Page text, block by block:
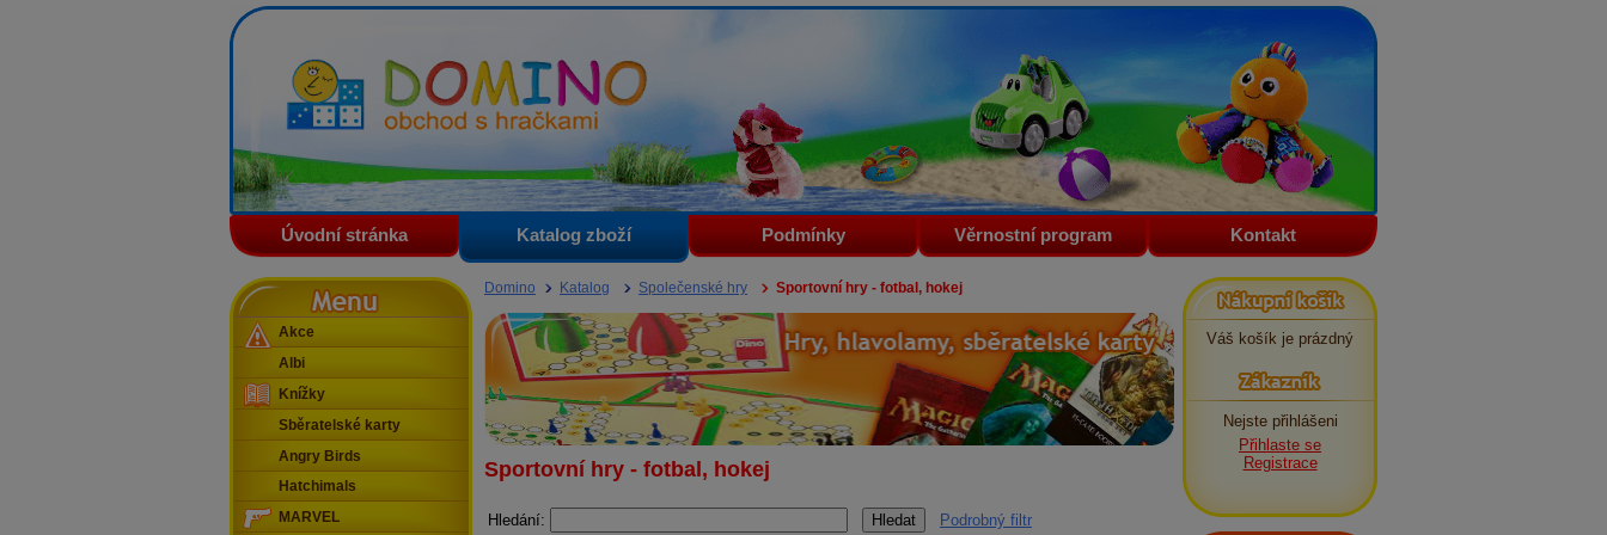
Domino - obchod s hračkami
Úvodní stránka Katalog zboží Podmínky Věrnostní program Kontakt
Domino Katalog Společenské hry Sportovní hry - fotbal, hokej
Sportovní hry - fotbal, hokej
Hledání: Podrobný filtr
Menu
Akce
Albi
Knížky
Sběratelské karty
Angry Birds
Hatchimals
MARVEL
Nákupní košík
Váš košík je prázdný
Zákazník
Nejste přihlášeni
Přihlaste se
Registrace